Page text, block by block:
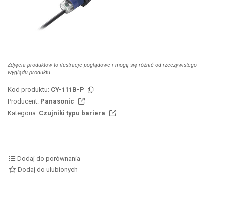
Zdjęcia produktów to ilustracje poglądowe i mogą się różnić od rzeczywistego
wyglądu produktu.
Kod produktu: CY-111B-P
Producent: Panasonic
Kategoria: Czujniki typu bariera
Dodaj do porównania
Dodaj do ulubionych